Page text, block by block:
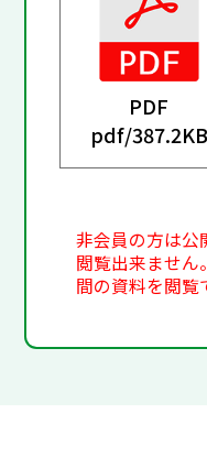
PDF
pdf/387.2KB
非会員の方は公
閲覧出来ません
間の資料を閲覧